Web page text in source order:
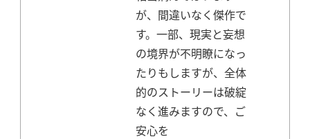
が、間違いなく傑作で
す。一部、現実と妄想
の境界が不明瞭になっ
たりもしますが、全体
的のストーリーは破綻
なく進みますので、ご
安心を